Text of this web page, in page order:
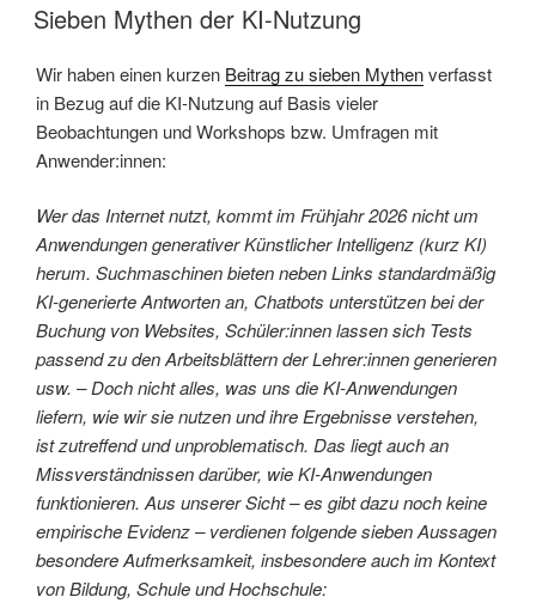
AM
Sieben Mythen der KI-Nutzung
Wir haben einen kurzen Beitrag zu sieben Mythenverfasst
in Bezug auf die KI-Nutzung auf Basis vieler
Beobachtungen und Workshops bzw. Umfragen mit
Anwender:innen:
Wer das Internet nutzt, kommt im Frühjahr 2026 nicht um
Anwendungen generativer Künstlicher Intelligenz (kurz KI)
herum. Suchmaschinen bieten neben Links standardmäßig
KI-generierte Antworten an, Chatbots unterstützen bei der
Buchung von Websites, Schüler:innen lassen sich Tests
passend zu den Arbeitsblättern der Lehrer:innen generieren
usw. – Doch nicht alles, was uns die KI-Anwendungen
liefern, wie wir sie nutzen und ihre Ergebnisse verstehen,
ist zutreffend und unproblematisch. Das liegt auch an
Missverständnissen darüber, wie KI-Anwendungen
funktionieren. Aus unserer Sicht – es gibt dazu noch keine
empirische Evidenz – verdienen folgende sieben Aussagen
besondere Aufmerksamkeit, insbesondere auch im Kontext
von Bildung, Schule und Hochschule: